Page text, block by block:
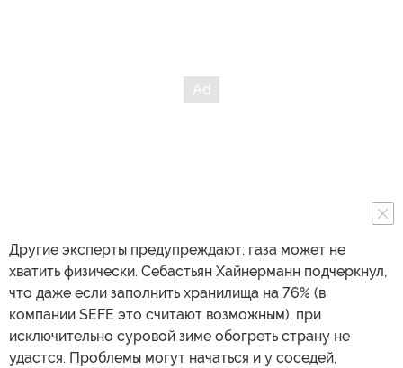
Другие эксперты предупреждают: газа может не
хватить физически. Себастьян Хайнерманн подчеркнул,
что даже если заполнить хранилища на 76% (в
компании SEFE это считают возможным), при
исключительно суровой зиме обогреть страну не
удастся. Проблемы могут начаться и у соседей,